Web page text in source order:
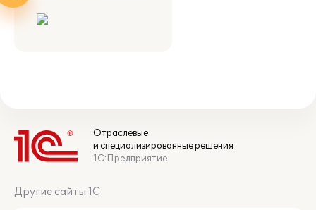
Отраслевые
и специализированные решения
1С:Предприятие
Другие сайты 1С